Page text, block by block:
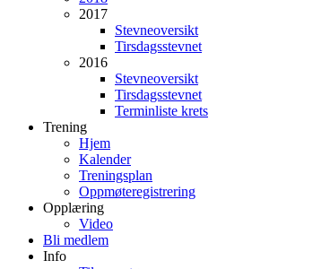
2017
Stevneoversikt
Tirsdagsstevnet
2016
Stevneoversikt
Tirsdagsstevnet
Terminliste krets
Trening
Hjem
Kalender
Treningsplan
Oppmøteregistrering
Opplæring
Video
Bli medlem
Info